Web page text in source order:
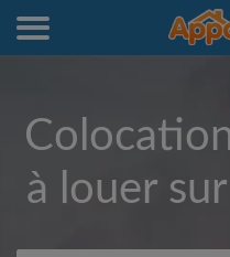
à louer sur